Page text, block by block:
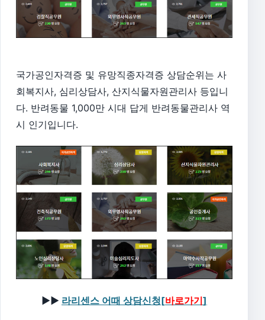
국가공인자격증 및 유망직종자격증 상담순위는 사
회복지사, 심리상담사, 산지식물자원관리사 등입니
다. 반려동물 1,000만 시대 답게 반려동물관리사 역
시 인기입니다.
▶▶ 라리센스 어때 상담신청[바로가기]